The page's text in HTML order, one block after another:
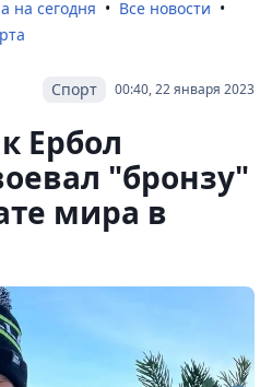
на сегодня
Все новости
00:40, 22 января 2023
Спорт
Ербол
"бронзу"
мира в